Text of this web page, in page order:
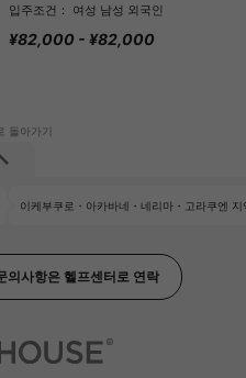
입주조건： 여성 남성 외국인
¥82,000 - ¥82,000
이케부쿠로・아카바네・네리마・고라쿠엔 지
의사항은 헬프센터로 연락